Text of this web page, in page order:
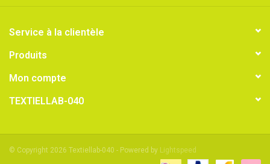
Service à la clientèle
Produits
Mon compte
TEXTIELLAB-040
© Copyright 2026 Textiellab-040 - Powered by Lightspeed